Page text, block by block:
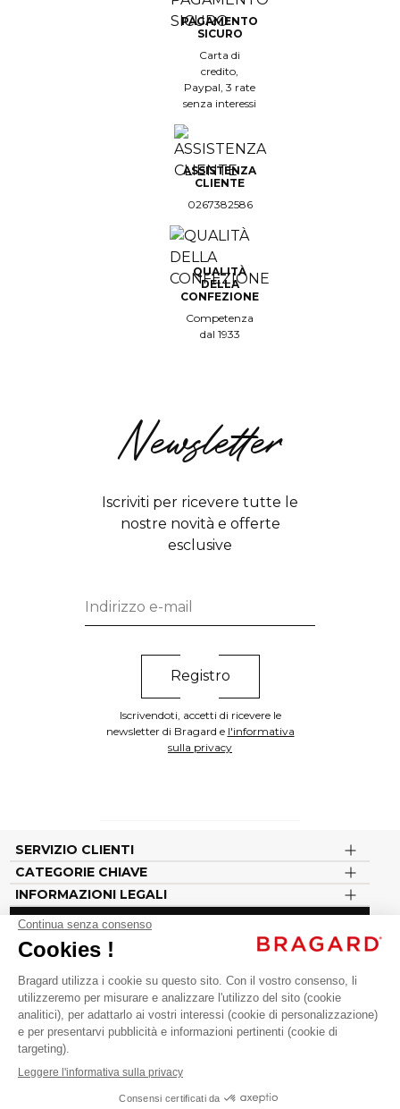
PAGAMENTO
SICURO
Carta di
credito,
Paypal, 3 rate
senza interessi
ASSISTENZA
CLIENTE
0267382586
QUALITÀ
DELLA
CONFEZIONE
Competenza
dal 1933
Newsletter
Iscriviti per ricevere tutte le
nostre novità e offerte
esclusive
Iscrivendoti, accetti di ricevere le
newsletter di Bragard e l'informativa
sulla privacy
SERVIZIO CLIENTI
CATEGORIE CHIAVE
INFORMAZIONI LEGALI
Seguici sui nostri social
#vousenbragard
Cliquez-ici pour modifier vos préférences en matière de cookies
©BRAGARD 2026 - TOUS DROITS RÉSERVÉS